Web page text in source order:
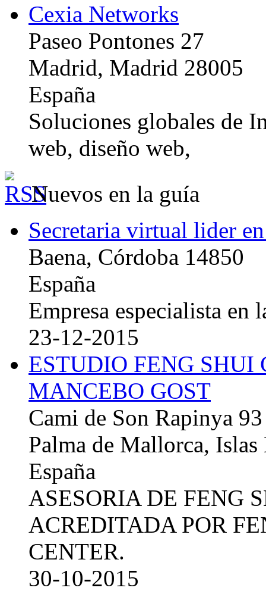
Cexia Networks
Paseo Pontones 27
Madrid, Madrid 28005
España
Soluciones globales de
web, diseño web,
Nuevos en la guía
Secretaria virtual lider
Baena, Córdoba 14850
España
Empresa especialista en
23-12-2015
ESTUDIO FENG
MANCEBO GOST
Cami de Son Rapinya 93
Palma de Mallorca, Islas
España
ASESORIA DE FENG
ACREDITADA POR
CENTER.
30-10-2015